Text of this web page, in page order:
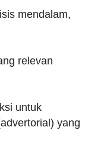
mendalam,
relevan
untuk
yang